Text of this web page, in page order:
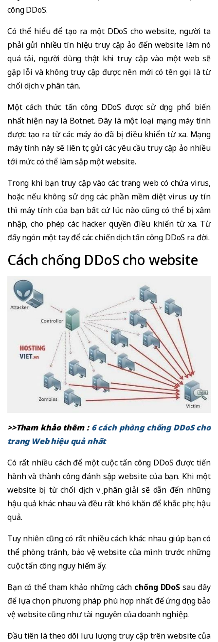
công DDoS.
Có thể hiểu để tạo ra một DDoS cho website, người ta
phải gửi nhiều tín hiệu truy cập ảo đến website làm nó
quá tải, người dùng thật khi truy cập vào một web sẽ
gặp lỗi và không truy cập được nên mới có tên gọi là từ
chối dịch vụ phân tán.
Một cách thức tấn công DDoS được sử dụng phổ biến
nhất hiện nay là Botnet. Đây là một loại mạng máy tính
được tạo ra từ các máy ảo đã bị điều khiển từ xa. Mạng
máy tính này sẽ liên tục gửi các yêu cầu truy cập ảo nhiều
tới mức có thể làm sập một website.
Trong khi bạn truy cập vào các trang web có chứa virus,
hoặc nếu không sử dụng các phần mềm diệt virus uy tín
thì máy tính của bạn bất cứ lúc nào cũng có thể bị xâm
nhập, cho phép các hacker quyền điều khiển từ xa. Từ
đấy ngón một tay để các chiến dịch tấn công DDoS ra đời.
Cách chống DDoS cho website
>>Tham khảo thêm : 6 cách phòng chống DDoS cho
trang Web hiệu quả nhất
Có rất nhiều cách để một cuộc tấn công DDoS được tiến
hành và thành công đánh sập website của bạn. Khi một
website bị từ chối dịch vụ phân giải sẽ dẫn đến những
hậu quả khác nhau và đều rất khó khăn để khắc phục hậu
quả.
Tuy nhiên cũng có rất nhiều cách khác nhau giúp bạn có
thể phòng tránh, bảo vệ website của mình trước những
cuộc tấn công nguy hiểm ấy.
Bạn có thể tham khảo những cách chống DDoSsau đây
để lựa chọn phương pháp phù hợp nhất để ứng dụng bảo
vệ website cũng như tài nguyên của doanh nghiệp.
Đầu tiên là theo dõi lưu lượng truy cập trên website của